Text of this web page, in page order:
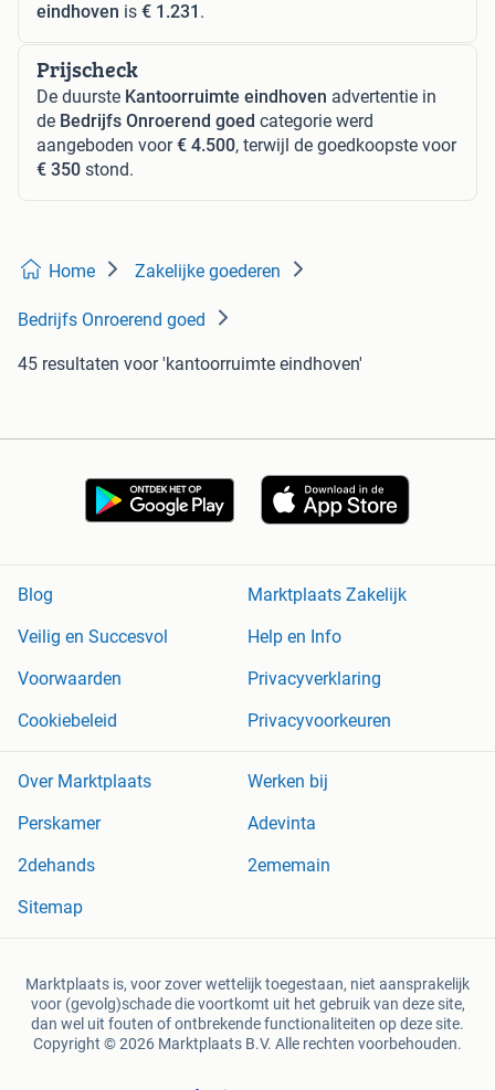
eindhoven is € 1.231 .
Prijscheck
De duurste Kantoorruimte eindhoven advertentie in
de Bedrijfs Onroerend goed categorie werd
aangeboden voor€ 4.500, terwijl de goedkoopste voor
€ 350 stond.
Home Zakelijke goederen
Bedrijfs Onroerend goed
45 resultaten voor 'kantoorruimte eindhoven'
Blog
Marktplaats Zakelijk
Veilig en Succesvol
Help en Info
Voorwaarden
Privacyverklaring
Cookiebeleid
Privacyvoorkeuren
Over Marktplaats
Werken bij
Perskamer
Adevinta
2dehands
2ememain
Sitemap
Marktplaats is, voor zover wettelijk toegestaan, niet aansprakelijk
voor (gevolg)schade die voortkomt uit het gebruik van deze site,
dan wel uit fouten of ontbrekende functionaliteiten op deze site.
Copyright © 2026 Marktplaats B.V. Alle rechten voorbehouden.